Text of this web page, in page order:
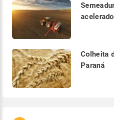
Colheita
Paraná